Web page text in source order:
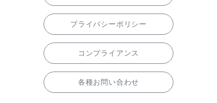
プライバシーポリシー
コンプライアンス
各種お問い合わせ